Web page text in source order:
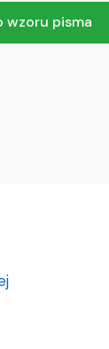
wzoru pisma